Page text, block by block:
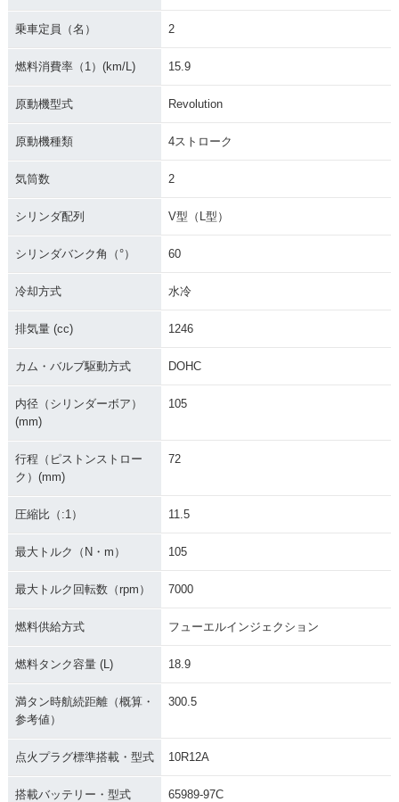
ight Rod Special
ight Rod Special
乗車定員（名） 2
燃料消費率（1）(km/L) 15.9
原動機型式 Revolution
原動機種類 4ストローク
気筒数 2
シリンダ配列 V型（L型）
シリンダバンク角（°） 60
冷却方式 水冷
排気量 (cc) 1246
カム・バルブ駆動方式 DOHC
内径（シリンダーボア）
(mm)
105
行程（ピストンストロー
ク）(mm)
72
圧縮比（:1） 11.5
最大トルク（N・m） 105
最大トルク回転数（rpm） 7000
燃料供給方式 フューエルインジェクション
燃料タンク容量 (L) 18.9
満タン時航続距離（概算・
参考値）
300.5
点火プラグ標準搭載・型式 10R12A
搭載バッテリー・型式 65989-97C